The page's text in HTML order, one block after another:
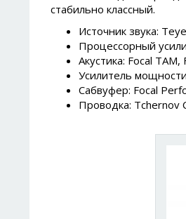
стабильно классный.
Источник звука:
Процессорный
Акустика: Focal
Усилитель
Сабвуфер: Focal
Проводка: Tchernov